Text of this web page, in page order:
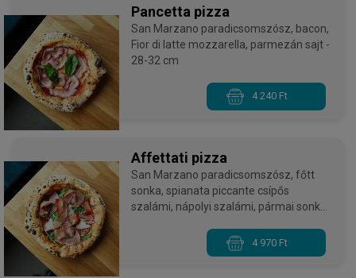
Pancetta pizza
San Marzano paradicsomszósz, bacon,
Fior di latte mozzarella, parmezán sajt -
28-32 cm
4 240 Ft
Affettati pizza
San Marzano paradicsomszósz, főtt
sonka, spianata piccante csípős
szalámi, nápolyi szalámi, pármai sonka,
parmezán sajt - 28-32 cm4 970 Ft